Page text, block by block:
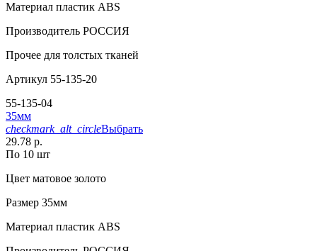
Материал пластик АВS
Производитель РОССИЯ
Прочее для толстых тканей
Артикул 55-135-20
55-135-04
35мм
checkmark_alt_circleВыбрать
29.78 р.
По 10 шт
Цвет матовое золото
Размер 35мм
Материал пластик АВS